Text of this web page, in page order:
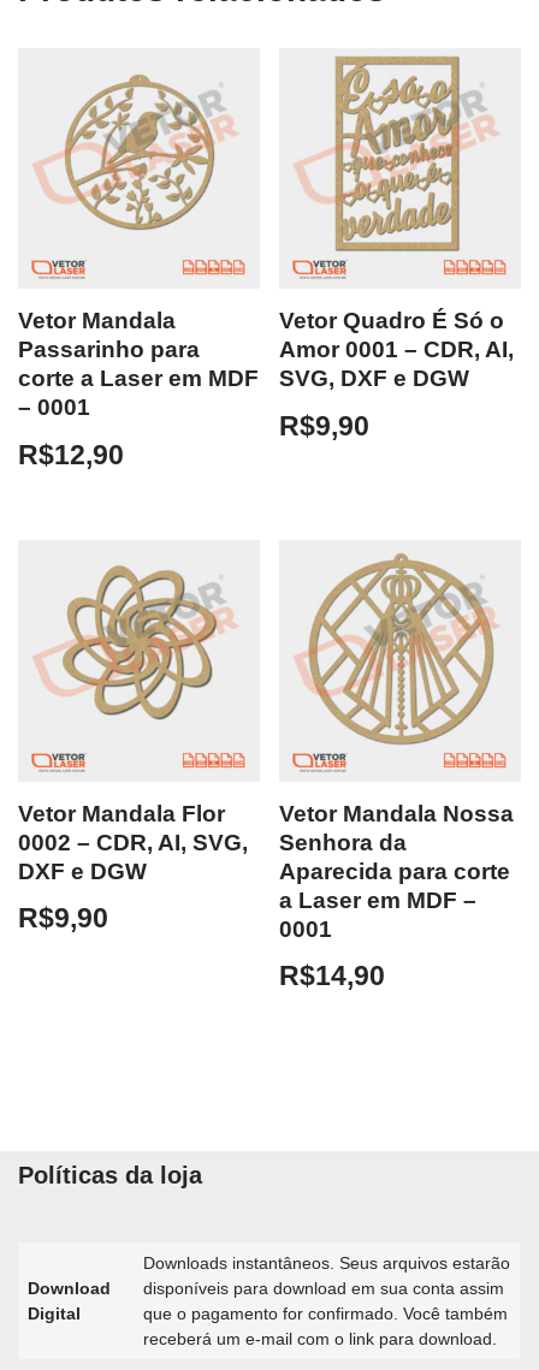
Vetor Mandala
Passarinho para
corte a Laser em MDF
– 0001
R$12,90
Vetor Quadro É Só o
Amor 0001 – CDR, AI,
SVG, DXF e DGW
R$9,90
Vetor Mandala Flor
0002 – CDR, AI, SVG,
DXF e DGW
R$9,90
Vetor Mandala Nossa
Senhora da
Aparecida para corte
a Laser em MDF –
0001
R$14,90
Políticas da loja
Download
Digital
Downloads instantâneos. Seus arquivos estarão
disponíveis para download em sua conta assim
que o pagamento for confirmado. Você também
receberá um e-mail com o link para download.